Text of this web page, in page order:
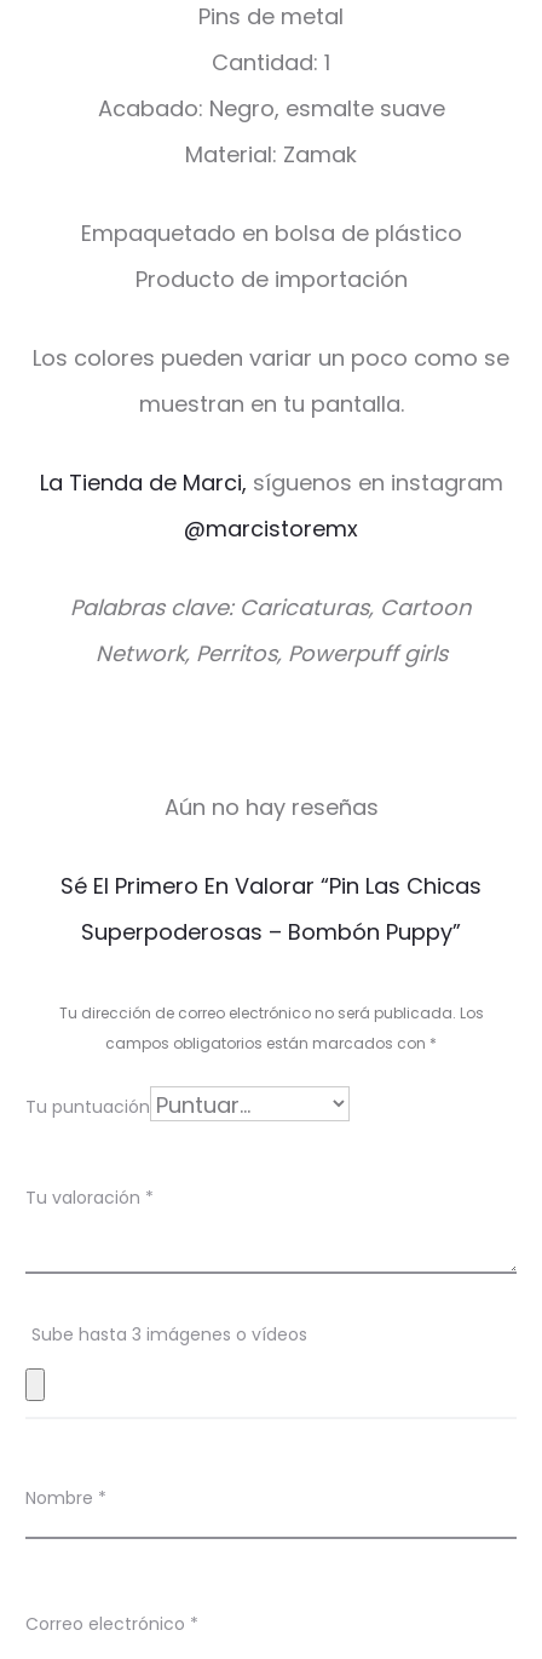
Pins de metal
Cantidad: 1
Acabado: Negro, esmalte suave
Material: Zamak
Empaquetado en bolsa de plástico
Producto de importación
Los colores pueden variar un poco como se
muestran en tu pantalla.
La Tienda de Marci, síguenos en instagram
@marcistoremx
Palabras clave: Caricaturas, Cartoon
Network, Perritos, Powerpuff girls
c
o
n
s
Aún no hay reseñas
Sé El Primero En Valorar “Pin Las Chicas
Superpoderosas – Bombón Puppy”
Tu dirección de correo electrónico no será publicada. Los
campos obligatorios están marcados con *
Tu puntuación
Tu valoración *
Sube hasta 3 imágenes o vídeos
Nombre *
Correo electrónico *